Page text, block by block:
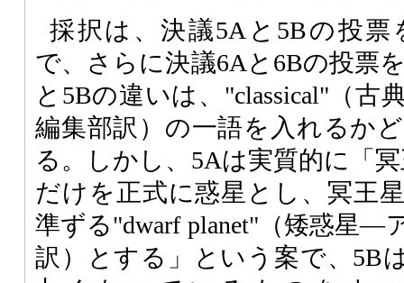
採択は、決議5Aと5Bの投
で、さらに決議6Aと6Bの投票
と5Bの違いは、"classical"（
編集部訳）の一語を入れるか
る。しかし、5Aは実質的に「
だけを正式に惑星とし、冥王
準ずる"dwarf planet"（矮惑星―
訳）とする」という案で、5B